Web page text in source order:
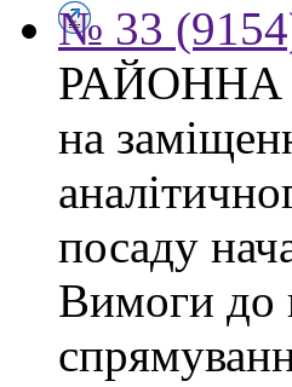
№ 33
на
посаду
Вимоги до